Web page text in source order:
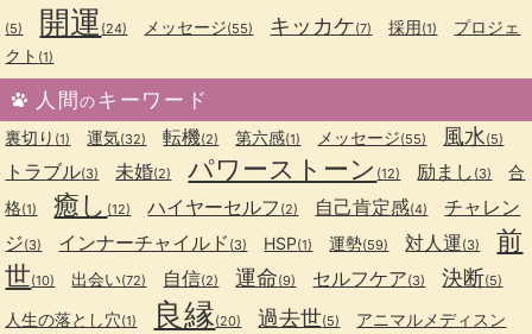
(5) 開運 (24) メッセージ(55) キッカケ(7) 採用(1)
プロジェ
クト (1)
人間のキーワード
裏切り (1) 運気(32) 転機(2) 第六感(1) メッセージ(55) 風水(5)
トラブル(3) 未婚(2) パワーストーン (12) 励まし (3)
合
格(1) 癒し (12) ハイヤーセルフ (2) 自己肯定感(4)
チャレン
ジ(3) インナーチャイルド (3) HSP(1) 運勢(59) 対人運(3)
前
世(10) 出会い(72) 自信(2) 運命(9) セルフケア(3) 決断(5)
人生の落とし穴(1) 良縁(20) 過去世(5) アニマルメディスン